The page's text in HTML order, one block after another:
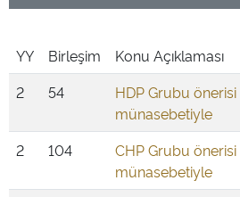
YY Birleşim Konu Açıklaması
2
54
HDP Grubu önerisi
münasebetiyle
2
104
CHP Grubu önerisi
münasebetiyle